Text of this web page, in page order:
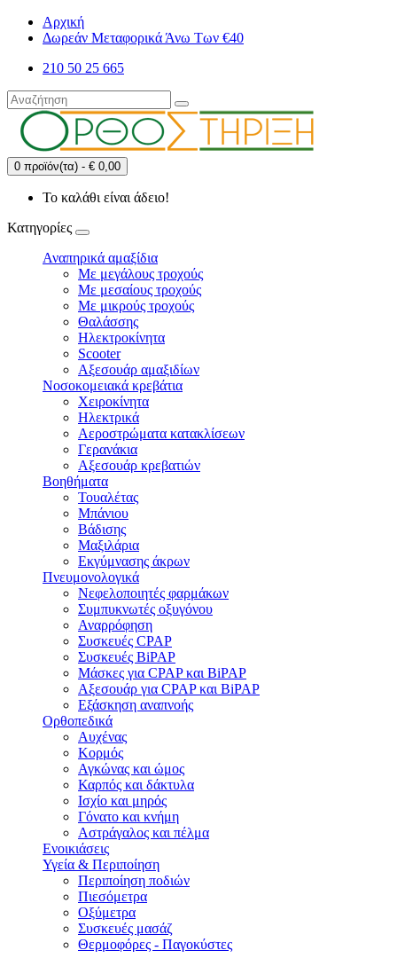
Αρχική
Δωρεάν Μεταφορικά Άνω Των €40
210 50 25 665
0 προϊόν(τα) - € 0,00
Το καλάθι είναι άδειο!
Κατηγορίες
Αναπηρικά αμαξίδια
Με μεγάλους τροχούς
Με μεσαίους τροχούς
Με μικρούς τροχούς
Θαλάσσης
Ηλεκτροκίνητα
Scooter
Αξεσουάρ αμαξιδίων
Νοσοκομειακά κρεβάτια
Χειροκίνητα
Ηλεκτρικά
Αεροστρώματα κατακλίσεων
Γερανάκια
Αξεσουάρ κρεβατιών
Βοηθήματα
Τουαλέτας
Μπάνιου
Βάδισης
Μαξιλάρια
Εκγύμνασης άκρων
Πνευμονολογικά
Νεφελοποιητές φαρμάκων
Συμπυκνωτές οξυγόνου
Αναρρόφηση
Συσκευές CPAP
Συσκευές BiPAP
Μάσκες για CPAP και BiPAP
Αξεσουάρ για CPAP και BiPAP
Εξάσκηση αναπνοής
Ορθοπεδικά
Αυχένας
Κορμός
Αγκώνας και ώμος
Καρπός και δάκτυλα
Ισχίο και μηρός
Γόνατο και κνήμη
Αστράγαλος και πέλμα
Ενοικιάσεις
Υγεία & Περιποίηση
Περιποίηση ποδιών
Πιεσόμετρα
Οξύμετρα
Συσκευές μασάζ
Θερμοφόρες - Παγοκύστες